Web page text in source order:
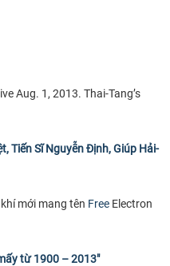
Aug. 1, 2013. Thai-Tang’s
Tiến Sĩ Nguyễn Định, Giúp Hải-
mới mang tên Free Electron
từ 1900 – 2013″